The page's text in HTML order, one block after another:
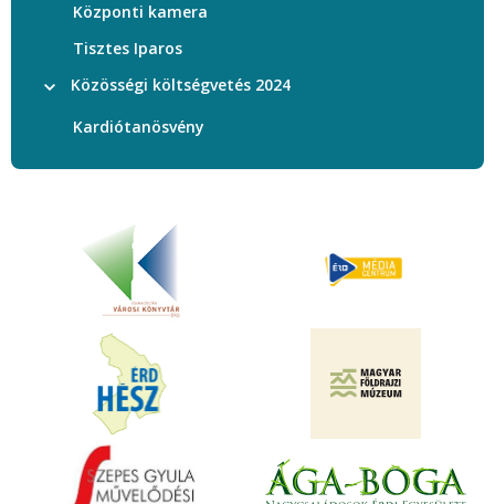
Központi kamera
Tisztes Iparos
Közösségi költségvetés 2024
Kardiótanösvény